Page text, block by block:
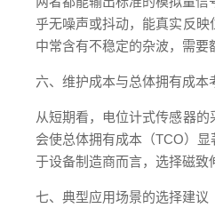
乎无噪声或抖动，能真实反
中常含有不稳定的杂波，需要
六、维护成本与总体拥有成本
从短期看，电位计式传感器
会使总体拥有成本（TCO）
于设备制造商而言，选择磁致
七、典型应用场景的选择建议